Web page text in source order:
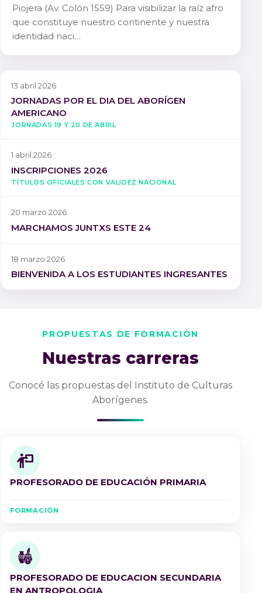
Piojera (Av. Colón 1559) Para visibilizar la raíz afro
que constituye nuestro continente y nuestra
identidad naci…
13 abril 2026
JORNADAS POR EL DIA DEL ABORÍGEN
AMERICANO
Jornadas 19 y 20 de Abril
1 abril 2026
INSCRIPCIONES 2026
Títulos oficiales con validez nacional
20 marzo 2026
MARCHAMOS JUNTXS ESTE 24
18 marzo 2026
BIENVENIDA A LOS ESTUDIANTES INGRESANTES
PROPUESTAS DE FORMACIÓN
Nuestras carreras
Conocé las propuestas del Instituto de Culturas
Aborígenes.
PROFESORADO DE EDUCACIÓN PRIMARIA
FORMACIÓN
PROFESORADO DE EDUCACION SECUNDARIA
EN ANTROPOLOGIA